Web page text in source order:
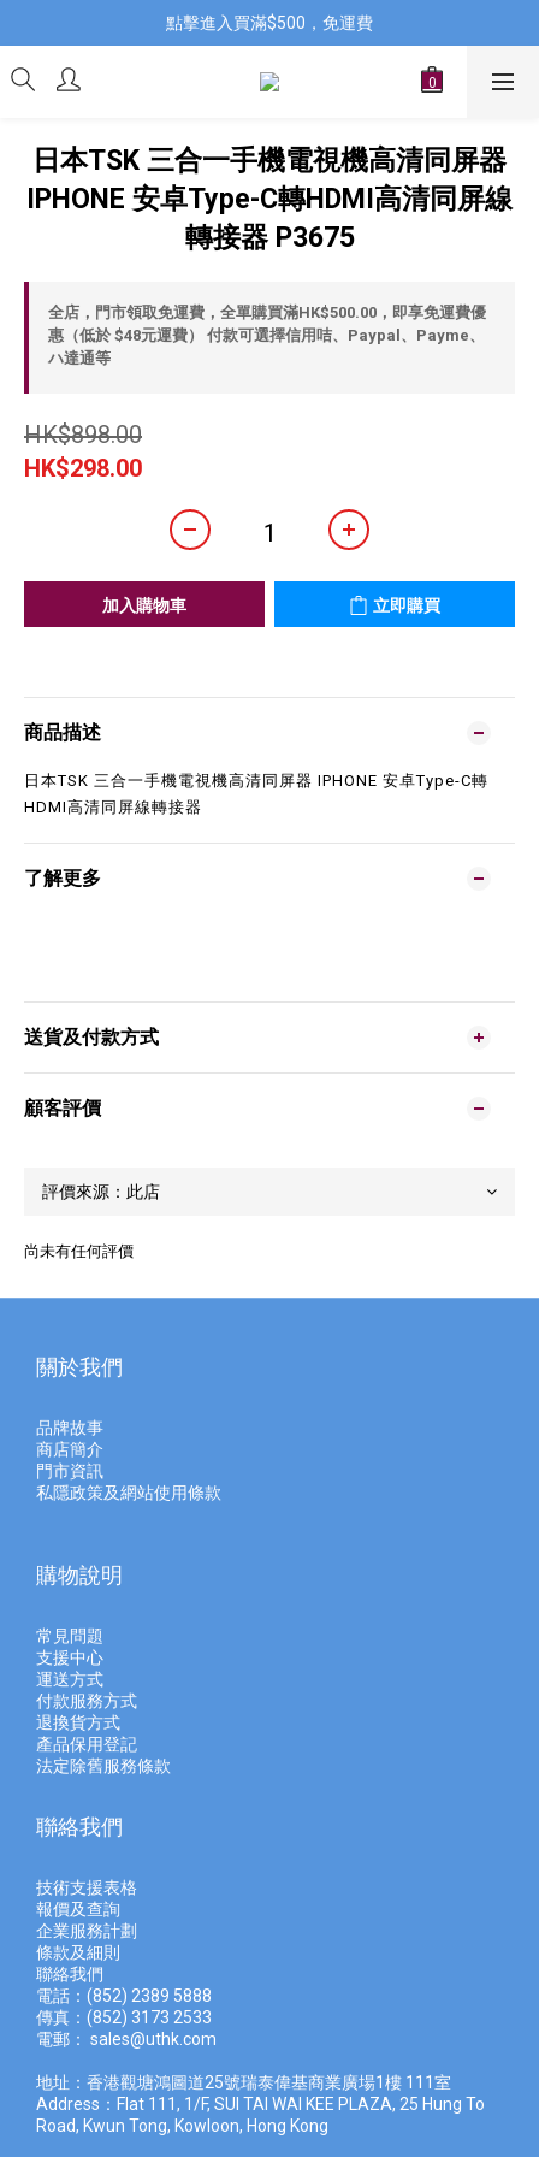
點擊進入買滿$500，免運費
日本TSK 三合一手機電視機高清同屏器
IPHONE 安卓Type-C轉HDMI高清同屏線
轉接器 P3675
全店，門市領取免運費，全單購買滿HK$500.00，即享免運費優
惠（低於 $48元運費） 付款可選擇信用咭、Paypal、Payme、
ハ達通等
HK$898.00
HK$298.00
加入購物車 立即購買
商品描述
日本TSK 三合一手機電視機高清同屏器 IPHONE 安卓Type-C轉
HDMI高清同屏線轉接器
了解更多
送貨及付款方式
顧客評價
尚未有任何評價
關於我們
品牌故事
商店簡介
門市資訊
私隱政策及網站使用條款
購物說明
常見問題
支援中心
運送方式
付款服務方式
退換貨方式
產品保用登記
法定除舊服務條款
聯絡我們
技術支援表格
報價及查詢
企業服務計劃
條款及細則
聯絡我們
電話：(852) 2389 5888
傳真：(852) 3173 2533
電郵： sales@uthk.com
地址：香港觀塘鴻圖道25號瑞泰偉基商業廣場1樓 111室
Address：Flat 111, 1/F, SUI TAI WAI KEE PLAZA, 25 Hung To
Road, Kwun Tong, Kowloon, Hong Kong